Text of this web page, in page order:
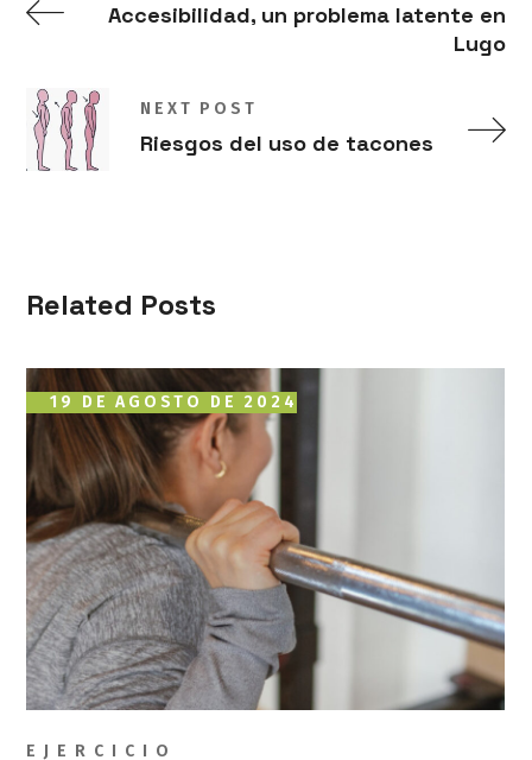
Accesibilidad, un problema latente en
Lugo
NEXT POST
Riesgos del uso de tacones
Related Posts
19 DE AGOSTO DE 2024
EJERCICIO